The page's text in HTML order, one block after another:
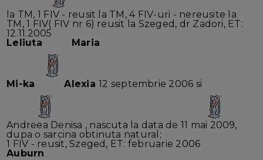
la TM, 1 FIV - reusit la TM, 4 FIV-uri - nereusite la
TM, 1 FIV( FIV nr 6) reusit la Szeged, dr Zadori, ET:
12.11.2005
Leliuta
Maria
Mi-ka Alexia12 septembrie 2006 si
Andreea Denisa , nascuta la data de 11 mai 2009,
dupa o sarcina obtinuta natural;
1 FIV - reusit, Szeged, ET: februarie 2006
Auburn